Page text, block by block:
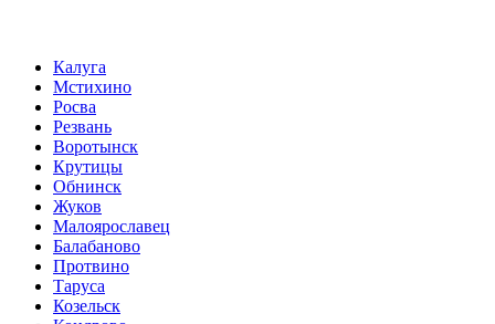
Калуга
Мстихино
Росва
Резвань
Воротынск
Крутицы
Обнинск
Жуков
Малоярославец
Балабаново
Протвино
Таруса
Козельск